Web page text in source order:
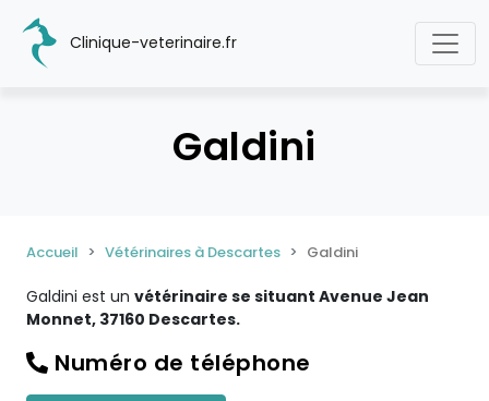
Clinique-veterinaire.fr
Galdini
Accueil Vétérinaires à Descartes Galdini
Galdini est un vétérinaire se situant Avenue Jean
Monnet, 37160 Descartes.
Numéro de téléphone